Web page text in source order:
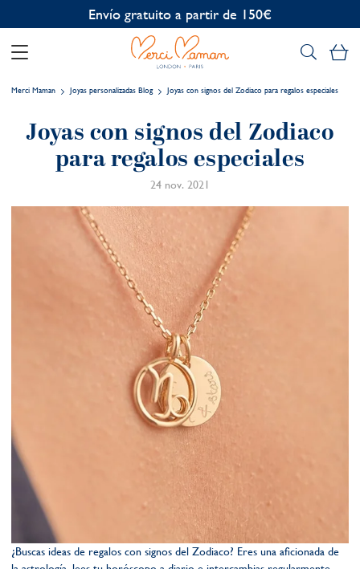
Personalización gratuita
Merci Maman Joyas personalizadas Blog Joyas con signos del Zodiaco para regalos especiales
Joyas con signos del Zodiaco
para regalos especiales
24 nov. 2021
¿Buscas ideas de regalos con signos del Zodiaco? Eres una aficionada de